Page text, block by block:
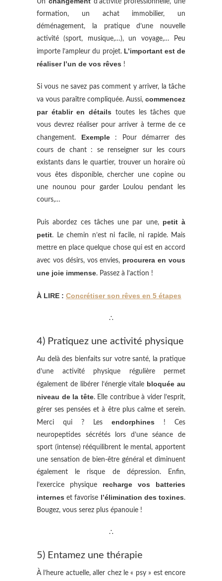
Un
d’activité professionnelle, une
formation, un achat immobilier, un
déménagement, la pratique d’une nouvelle
activité (sport, musique,…), un voyage,… Peu
importe l’ampleur du projet. L’important est de
réaliser l’un de vos rêves !
Si vous ne savez pas comment y arriver, la tâche
va vous paraître compliquée. Aussi, commencez
par établir en détails toutes les tâches que
vous devrez réaliser pour arriver à terme de ce
changement. Exemple
: Pour démarrer des
cours de chant : se renseigner sur les cours
existants dans le quartier, trouver un horaire où
vous êtes disponible, chercher une copine ou
une nounou pour garder Loulou pendant les
cours,…
Puis abordez ces tâches une par une, petit à
petit. Le chemin n’est ni facile, ni rapide. Mais
mettre en place quelque chose qui est en accord
avec vos désirs, vos envies, procurera en vous
une joie immense. Passez à l’action !
À LIRE : Concrétiser son rêves en 5 étapes
∴
4) Pratiquez une activité physique
Au delà des bienfaits sur votre santé, la pratique
d’une activité physique régulière permet
également de libérer l’énergie vitale bloquée au
niveau de la tête. Elle contribue à vider l’esprit,
gérer ses pensées et à être plus calme et serein.
Merci qui ? Les endorphines ! Ces
neuropeptides sécrétés lors d’une séance de
sport (intense) rééquilibrent le mental, apportent
une sensation de bien-être général et diminuent
également le risque de dépression. Enfin,
l’exercice physique recharge vos batteries
internes et favorise l’élimination des toxines.
Bougez, vous serez plus épanouie !
∴
5) Entamez une thérapie
À l’heure actuelle, aller chez le « psy » est encore